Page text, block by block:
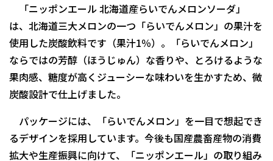
「ニッポンエール 北海道産らいでんメロンソーダ」
は、北海道三大メロンの一つ「らいでんメロン」の果汁を
使用した炭酸飲料です（果汁1％）。「らいでんメロン」
ならではの芳醇（ほうじゅん）な香りや、とろけるような
果肉感、糖度が高くジューシーな味わいを生かすため、微
炭酸設計で仕上げました。
パッケージには、「らいでんメロン」を一目で想起でき
るデザインを採用しています。今後も国産農畜産物の消費
拡大や生産振興に向けて、「ニッポンエール」の取り組み